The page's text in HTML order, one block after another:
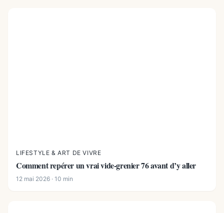
LIFESTYLE & ART DE VIVRE
Comment repérer un vrai vide-grenier 76 avant d’y aller
12 mai 2026 · 10 min